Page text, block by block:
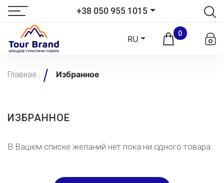
+38 050 955 1015
RU
0
Главная Избранное
ИЗБРАННОЕ
В Вашем списке желаний нет пока ни одного товара.